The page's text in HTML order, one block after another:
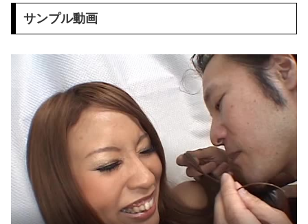
【悲報】 村上宗隆OPS.895 鈴木誠也OPS.840 岡本和真OPS.742 吉田正尚OPS.740←これ
「被告はモンスター」元ジャンポケ斉藤慎二被告に懲役７年求刑でほぼ実刑確実？弁護側の主張が無理筋なワケ
大谷翔平が今永昇太を睨みつける様子に全米騒然！←「最高の二人」（海外の反応）
【画像】 乳も無いくせにビキニになる女子ｗｗｗｗｗｗｗｗｗｗｗｗｗｗｗｗｗｗｗｗｗｗｗｗ
サンプル動画